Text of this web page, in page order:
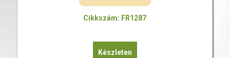
Cikkszám: FR1287
Készleten